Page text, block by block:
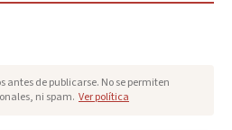
antes de publicarse. No se permiten
ni spam. Ver política